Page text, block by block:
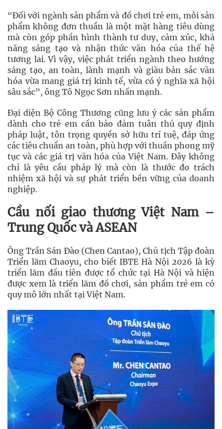
“Đối với ngành sản phẩm và đồ chơi trẻ em, mỗi sản
phẩm không đơn thuần là một mặt hàng tiêu dùng
mà còn góp phần hình thành tư duy, cảm xúc, khả
năng sáng tạo và nhận thức văn hóa của thế hệ
tương lai. Vì vậy, việc phát triển ngành theo hướng
sáng tạo, an toàn, lành mạnh và giàu bản sắc văn
hóa vừa mang giá trị kinh tế, vừa có ý nghĩa xã hội
sâu sắc”, ông Tô Ngọc Sơn nhấn mạnh.
Đại diện Bộ Công Thương cũng lưu ý các sản phẩm
dành cho trẻ em cần bảo đảm tuân thủ quy định
pháp luật, tôn trọng quyền sở hữu trí tuệ, đáp ứng
các tiêu chuẩn an toàn, phù hợp với thuần phong mỹ
tục và các giá trị văn hóa của Việt Nam. Đây không
chỉ là yêu cầu pháp lý mà còn là thước đo trách
nhiệm xã hội và sự phát triển bền vững của doanh
nghiệp.
Cầu nối giao thương Việt Nam –
Trung Quốc và ASEAN
ÔngTrần Sán Đào (Chen Cantao), Chủ tịch Tập đoàn
Triển lãm Chaoyu, cho biết IBTE Hà Nội 2026 là kỳ
triển lãm đầu tiên được tổ chức tại Hà Nội và hiện
được xem là triển lãm đồ chơi, sản phẩm trẻ em có
quy mô lớn nhất tại Việt Nam.